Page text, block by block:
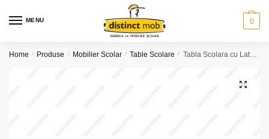
MENU 0
Home / Produse / Mobilier Scolar / Table Scolare / Tabla Scolara cu Laterale Rabatabile (2000×1000 + 1000×1000)
🔍